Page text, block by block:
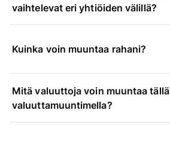
vaihtelevat eri yhtiöiden välillä?
Kuinka voin muuntaa rahani?
Mitä valuuttoja voin muuntaa tällä
valuuttamuuntimella?